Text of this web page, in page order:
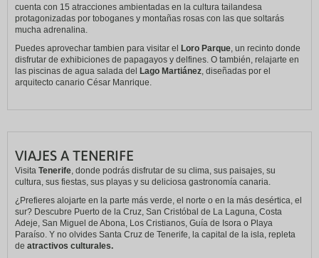
cuenta con 15 atracciones ambientadas en la cultura tailandesa
protagonizadas por toboganes y montañas rosas con las que soltarás
mucha adrenalina.
Puedes aprovechar tambien para visitar el Loro Parque , un recinto donde
disfrutar de exhibiciones de papagayos y delfines. O también, relajarte en
las piscinas de agua salada del Lago Martiánez , diseñadas por el
arquitecto canario César Manrique.
VIAJES A TENERIFE
Visita Tenerife , donde podrás disfrutar de su clima, sus paisajes, su
cultura, sus fiestas, sus playas y su deliciosa gastronomía canaria.
¿Prefieres alojarte en la parte más verde, el norte o en la más desértica, el
sur? Descubre Puerto de la Cruz, San Cristóbal de La Laguna, Costa
Adeje, San Miguel de Abona, Los Cristianos, Guía de Isora o Playa
Paraíso. Y no olvides Santa Cruz de Tenerife, la capital de la isla, repleta
de atractivos culturales.